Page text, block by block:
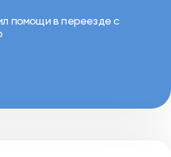
помощи в переезде с